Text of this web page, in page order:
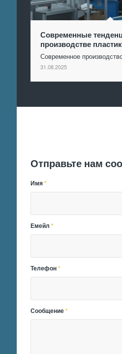
Современные
производстве
Современное
31.08.2025
Отправьте нам
Имя*
Емейл*
Телефон*
Сообщение*